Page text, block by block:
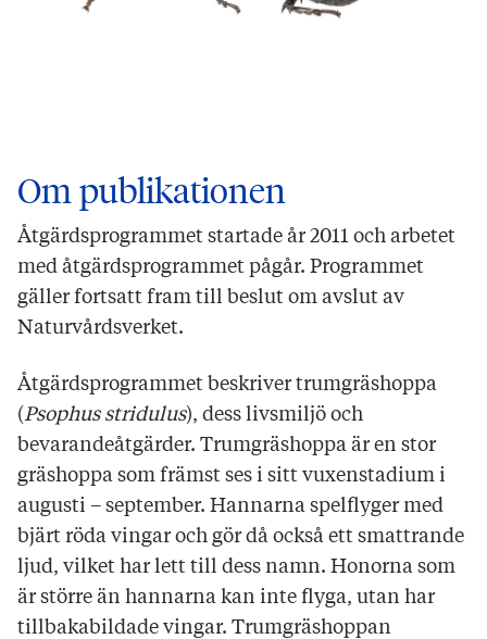
Om publikationen
Åtgärdsprogrammet startade år 2011 och arbetet
med åtgärdsprogrammet pågår. Programmet
gäller fortsatt fram till beslut om avslut av
Naturvårdsverket.
Åtgärdsprogrammet beskriver trumgräshoppa
(Psophus stridulus), dess livsmiljö och
bevarandeåtgärder. Trumgräshoppa är en stor
gräshoppa som främst ses i sitt vuxenstadium i
augusti – september. Hannarna spelflyger med
bjärt röda vingar och gör då också ett smattrande
ljud, vilket har lett till dess namn. Honorna som
är större än hannarna kan inte flyga, utan har
tillbakabildade vingar. Trumgräshoppan